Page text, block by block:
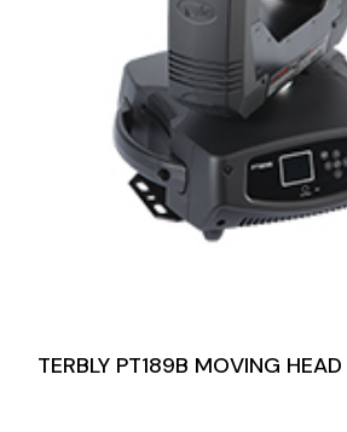
TERBLY PT189B MOVING